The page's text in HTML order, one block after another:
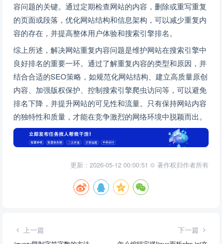
容问题的关键。通过定期检查网站的内容，删除或重写重复
的页面或段落，优化网站结构和信息架构，可以减少重复内
容的存在，并提高整体用户体验和搜索引擎排名。
综上所述，解决网站重复内容问题是维护网站在搜索引擎中
良好排名的重要一环。通过了解重复内容的类型和原因，并
结合合适的SEO策略，如规范化网站结构、建立高质量原创
内容、加强版权保护、控制搜索引擎爬虫访问等，可以避免
排名下降，并提升网站的可见性和流量。只有保持网站内容
的独特性和质量，才能在竞争激烈的网络环境中脱颖而出。
更新：2026-05-12 00:00:51 © 著作权归作者所有
上一篇 下一篇